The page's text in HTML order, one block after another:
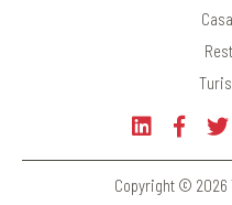
Copyright © 2026